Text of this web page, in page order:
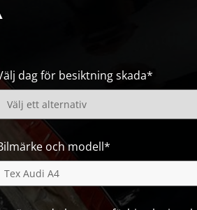
dag för besiktning skada*
och modell*